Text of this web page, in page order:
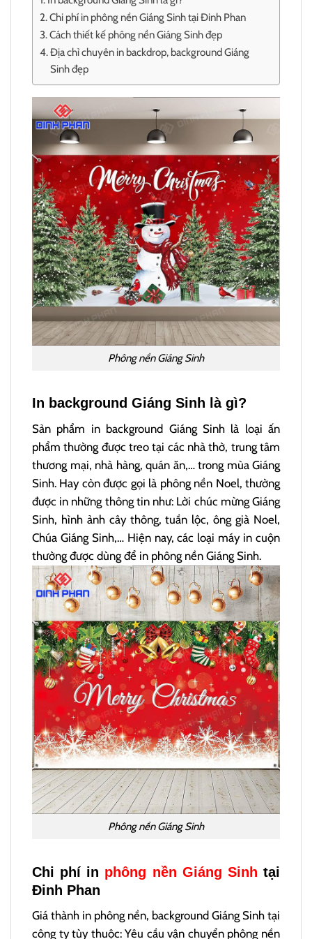
Chi phí in phông nền Giáng Sinh tại Đinh Phan
Cách thiết kế phông nền Giáng Sinh đẹp
Địa chỉ chuyên in backdrop, background Giáng
Sinh đẹp
Phông nền Giáng Sinh
In background Giáng Sinh là gì?
Sản phẩm in background Giáng Sinh là loại ấn
phẩm thường được treo tại các nhà thờ, trung tâm
thương mại, nhà hàng, quán ăn,… trong mùa Giáng
Sinh. Hay còn được gọi là phông nền Noel, thường
được in những thông tin như: Lời chúc mừng Giáng
Sinh, hình ảnh cây thông, tuần lộc, ông già Noel,
Chúa Giáng Sinh,… Hiện nay, các loại máy in cuộn
thường được dùng để in phông nền Giáng Sinh.
Phông nền Giáng Sinh
Chi phí in phông nền Giáng Sinh tại
Đinh Phan
Giá thành in phông nền, background Giáng Sinh tại
công ty tùy thuộc: Yêu cầu vận chuyển phông nền